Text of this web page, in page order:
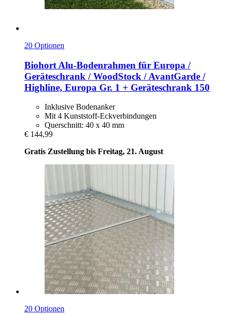
20 Optionen
Biohort Alu-​Bodenrahmen für Europa /
Geräteschrank / WoodStock / AvantGarde /
Highline, Europa Gr. 1 + Geräteschrank 150
Inklusive Bodenanker
Mit 4 Kunststoff-Eckverbindungen
Querschnitt: 40 x 40 mm
€ 144,99
Gratis Zustellung bis Freitag, 21. August
20 Optionen